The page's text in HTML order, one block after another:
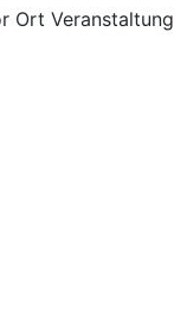
Ort Veranstaltung